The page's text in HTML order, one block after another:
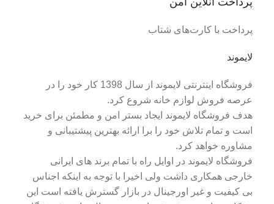
پرداخت با کارت‌های شتاب
لایموند
فروشگاه اینترنتی لایموند از سال 1398 کار خود را در
عرصه فروش لوازم خانه شروع کرد.
هدف فروشگاه لایموند ایجاد بستر امن و مطمئن برای خرید
است و تمام تلاش خود را برا ارائه بهترین پیشتیبانی و
مشاوره خواهد کرد.
فروشگاه لایموند در اوایل راه با تمام برند های ایرانی
خارجی همکاری داشت ولی اخیرا با توجه به اینکه اجناس
بی کیفیت و غیر اورجینال در بازار گسترش یافته است این